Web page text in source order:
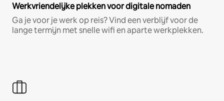
Werkvriendelijke plekken voor digitale nomaden
Ga je voor je werk op reis? Vind een verblijf voor de
lange termijn met snelle wifi en aparte werkplekken.